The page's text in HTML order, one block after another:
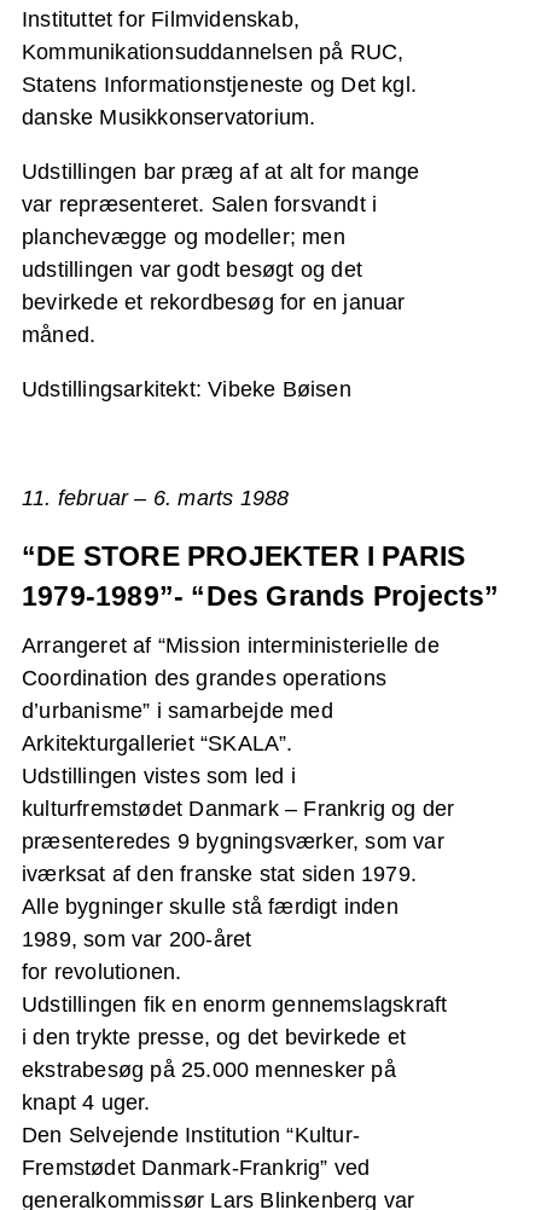
Instituttet for Filmvidenskab,
Kommunikationsuddannelsen på RUC,
Statens Informationstjeneste og Det kgl.
danske Musikkonservatorium.
Udstillingen bar præg af at alt for mange
var repræsenteret. Salen forsvandt i
planchevægge og modeller; men
udstillingen var godt besøgt og det
bevirkede et rekordbesøg for en januar
måned.
Udstillingsarkitekt: Vibeke Bøisen
11. februar – 6. marts 1988
“DE STORE PROJEKTER I PARIS
1979-1989”- “Des Grands Projects”
Arrangeret af “Mission interministerielle de
Coordination des grandes operations
d’urbanisme” i samarbejde med
Arkitekturgalleriet “SKALA”.
Udstillingen vistes som led i
kulturfremstødet Danmark – Frankrig og der
præsenteredes 9 bygningsværker, som var
iværksat af den franske stat siden 1979.
Alle bygninger skulle stå færdigt inden
1989, som var 200-året
for revolutionen.
Udstillingen fik en enorm gennemslagskraft
i den trykte presse, og det bevirkede et
ekstrabesøg på 25.000 mennesker på
knapt 4 uger.
Den Selvejende Institution “Kultur-
Fremstødet Danmark-Frankrig” ved
generalkommissør Lars Blinkenberg var